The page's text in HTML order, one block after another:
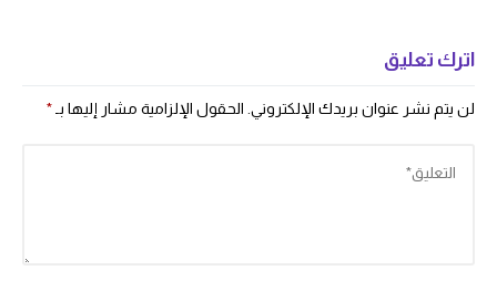
اترك تعليق
لن يتم نشر عنوان بريدك الإلكتروني. الحقول الإلزامية مشار إليها بـ *